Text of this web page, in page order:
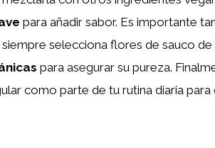
para añadir sabor. Es importante
selecciona flores de sauco
para asegurar su pureza.
como parte de tu rutina diaria